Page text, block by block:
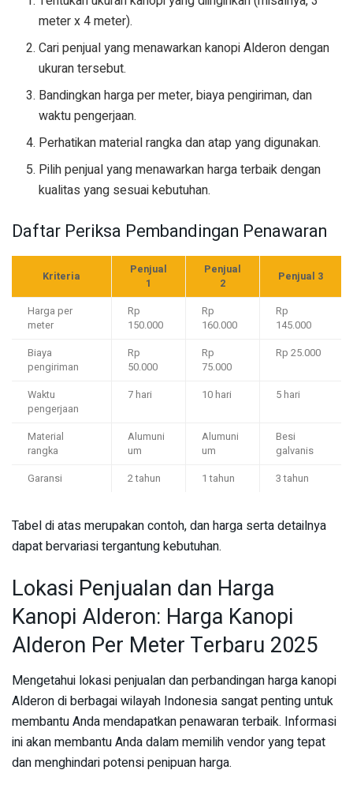
meter x 4 meter).
Cari penjual yang menawarkan kanopi Alderon dengan
ukuran tersebut.
Bandingkan harga per meter, biaya pengiriman, dan
waktu pengerjaan.
Perhatikan material rangka dan atap yang digunakan.
Pilih penjual yang menawarkan harga terbaik dengan
kualitas yang sesuai kebutuhan.
Daftar Periksa Pembandingan Penawaran
Kriteria
Penjual
1
Penjual
2
Penjual 3
Harga per
meter
Rp
150.000
Rp
160.000
Rp
145.000
Biaya
pengiriman
Rp
50.000
Rp
75.000
Rp 25.000
Waktu
pengerjaan
7 hari 10 hari 5 hari
Material
rangka
Alumuni
um
Alumuni
um
Besi
galvanis
Garansi
2 tahun 1 tahun 3 tahun
Tabel di atas merupakan contoh, dan harga serta detailnya
dapat bervariasi tergantung kebutuhan.
Lokasi Penjualan dan Harga
Kanopi Alderon: Harga Kanopi
Alderon Per Meter Terbaru 2025
Mengetahui lokasi penjualan dan perbandingan harga kanopi
Alderon di berbagai wilayah Indonesia sangat penting untuk
membantu Anda mendapatkan penawaran terbaik. Informasi
ini akan membantu Anda dalam memilih vendor yang tepat
dan menghindari potensi penipuan harga.